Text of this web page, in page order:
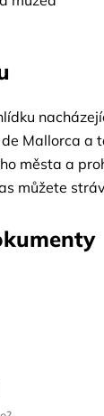
Mallorca a
města a
můžete
partnerkou
pár
partitur a
uličkami